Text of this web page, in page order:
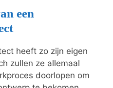
een
heeft zo zijn eigen
zullen ze allemaal
doorlopen om